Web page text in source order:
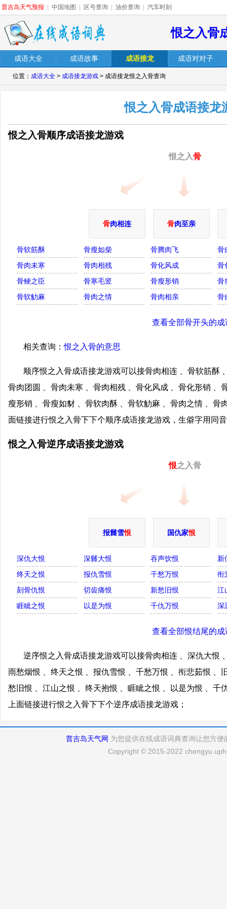
普吉岛天气预报 中国地图 区号查询 油价查询 汽车时刻
恨之入骨
成语大全 成语故事 成语接龙 成语对对子
位置： 成语大全 > 成语接龙游戏 > 成语接龙恨之入骨查询
恨之入骨成语接龙
恨之入骨顺序成语接龙游戏
恨之入骨
骨肉相连 骨肉至亲
骨软筋酥 骨瘦如柴 骨腾肉飞
骨
骨肉未寒
骨肉相残 骨化风成
骨
骨鲠之臣
骨寒毛竖 骨瘦形销
骨
骨软觔麻
骨肉之情 骨肉相亲 骨
查看全部骨开头的成
相关查询：恨之入骨的意思
顺序恨之入骨成语接龙游戏可以接骨肉相连 、骨软筋酥
骨肉团圆 、骨肉未寒 、骨肉相残 、骨化风成 、骨化形销 、
瘦形销 、骨瘦如豺 、骨软肉酥 、骨软觔麻 、骨肉之情 、骨
面链接进行恨之入骨下下个顺序成语接龙游戏，生僻字用同
恨之入骨逆序成语接龙游戏
恨之入骨
报雠雪恨 国仇家恨
深仇大恨 深雠大恨 吞声饮恨
新
终天之恨
报仇雪恨 千愁万恨
衔
刻骨仇恨
切齿痛恨 新愁旧恨
江
睚眦之恨
以是为恨 千仇万恨 深
查看全部恨结尾的成
逆序恨之入骨成语接龙游戏可以接骨肉相连 、深仇大恨
雨愁烟恨 、终天之恨 、报仇雪恨 、千愁万恨 、衔悲茹恨 、
愁旧恨 、江山之恨 、终天抱恨 、睚眦之恨 、以是为恨 、千
上面链接进行恨之入骨下下个逆序成语接龙游戏；
普吉岛天气网 为您提供在线成语词典查询让您方
Copyright © 2015-2022